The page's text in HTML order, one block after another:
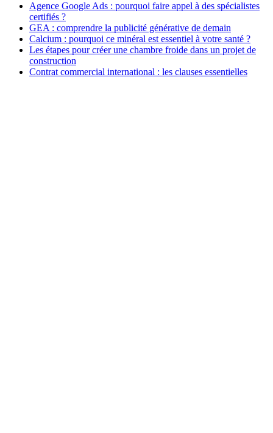
Agence Google Ads : pourquoi faire appel à des spécialistes
certifiés ?
GEA : comprendre la publicité générative de demain
Calcium : pourquoi ce minéral est essentiel à votre santé ?
Les étapes pour créer une chambre froide dans un projet de
construction
Contrat commercial international : les clauses essentielles